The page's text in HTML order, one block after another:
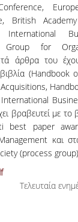
British
International
Group for
άρθρα του
(Handbook
βραβευτεί με
best paper
και
(process
Τελευταία